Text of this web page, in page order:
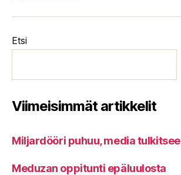
Etsi
Viimeisimmät artikkelit
Miljardööri puhuu, media tulkitsee
Meduzan oppitunti epäluulosta